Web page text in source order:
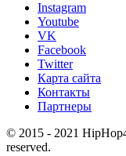
Instagram
Youtube
VK
Facebook
Twitter
Карта сайта
Контакты
Партнеры
© 2015 - 2021
reserved.